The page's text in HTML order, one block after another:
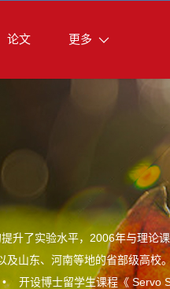
论文 更多
升了实验水平，2006年与理论
及山东、河南等地的省部级高
开设博士留学生课程《 Servo